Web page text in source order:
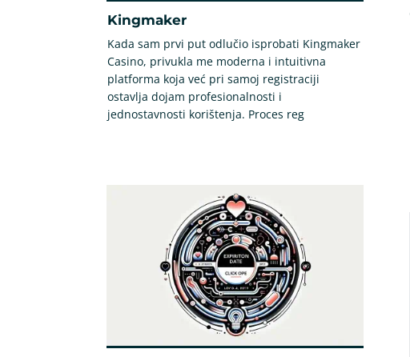
Kingmaker
Kada sam prvi put odlučio isprobati Kingmaker
Casino, privukla me moderna i intuitivna
platforma koja već pri samoj registraciji
ostavlja dojam profesionalnosti i
jednostavnosti korištenja. Proces reg